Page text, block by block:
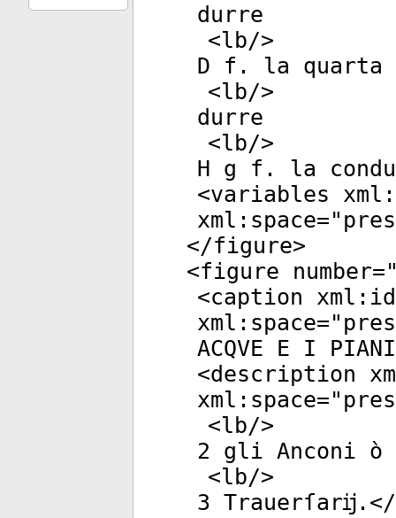
durre
<lb/>
D f. la quarta
<lb/>
durre
<lb/>
H g f. la
<variables
xml:space="
</figure>
<figure number
<caption xml:id
xml:space="
ACQVE E I
<description
xml:space="
<lb/>
2 gli Anconi ò
<lb/>
3 Trauerſarĳ.</